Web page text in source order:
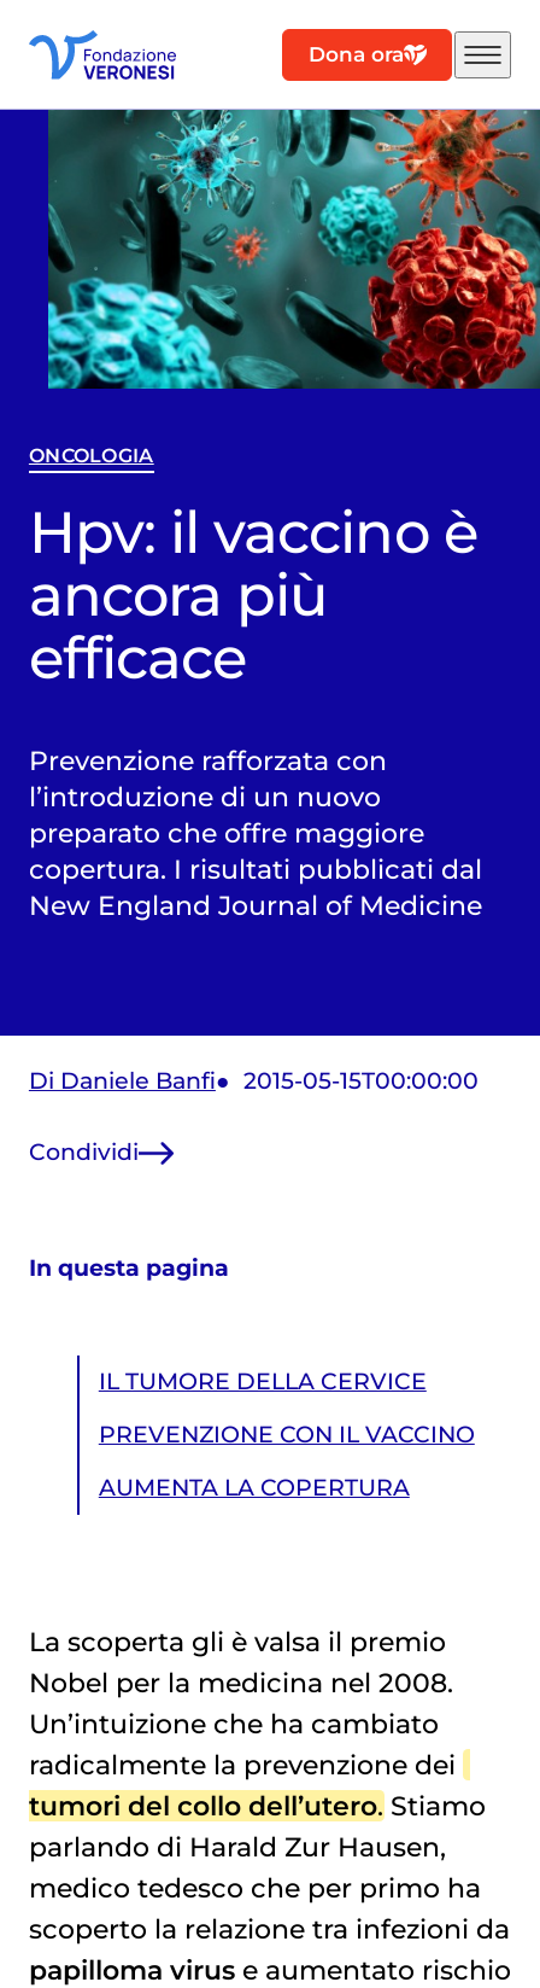
Dona ora
ONCOLOGIA
Hpv: il vaccino è
ancora più
efficace
Prevenzione rafforzata con
l’introduzione di un nuovo
preparato che offre maggiore
copertura. I risultati pubblicati dal
New England Journal of Medicine
Di Daniele Banfi 2015-05-15T00:00:00
Condividi
In questa pagina
IL TUMORE DELLA CERVICE
PREVENZIONE CON IL VACCINO
AUMENTA LA COPERTURA
AUMENTA LA COPERTURA
La scoperta gli è valsa il premio
Nobel per la medicina nel 2008.
Un’intuizione che ha cambiato
radicalmente la prevenzione dei
tumori del collo dell’utero. Stiamo
parlando di Harald Zur Hausen,
medico tedesco che per primo ha
scoperto la relazione tra infezioni da
papilloma viruse aumentato rischio